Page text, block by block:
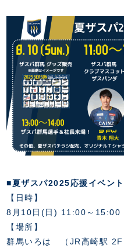
・シーズンシート
・法人シーズンシート
会場周辺案内図
ホームイベント情報
初心者向けのガイダンス
運営サポートスタッフ募集
設営撤収応援隊募集
グッズ
ザスパタイムズ
各SNS
マスコット
クラブアンバサダー
クラブパートナー
アシストパートナー
ザスパ応援店紹介
ホームタウン活動
スマイルキッズキャラバン
応援ベンダー設置のお願い
ふるさと納税
COMPANY
会社概要
拠点一覧
フィロソフィー
クラブについて（エンブレム
HISTORY
お問い合わせ
CHALLENGERS
ACADEMY
U-18
U-12
SCHOOL
スクール会員規約
TheSpark
ニュース
施設紹介
店舗エリアガイド
■夏ザスパ2025応援イベント
【日時】
8月10日(日) 11:00～15:00
【場所】
群馬いろは （JR高崎駅 2F